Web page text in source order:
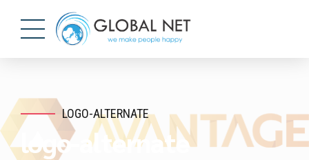
LOGO-ALTERNATE
logo-alternate